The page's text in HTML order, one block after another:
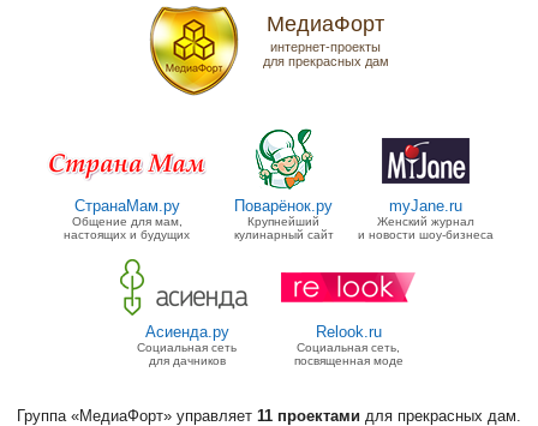
МедиаФорт
интернет-проекты
для прекрасных дам
СтранаМам.ру
Общение для мам,
настоящих и будущих
Поварёнок.ру
Крупнейший
кулинарный сайт
myJane.ru
Женский журнал
и новости шоу-бизнеса
Асиенда.ру
Социальная сеть
для дачников
Relook.ru
Социальная сеть,
посвященная моде
Группа «МедиаФорт» управляет 11 проектами для прекрасных дам.